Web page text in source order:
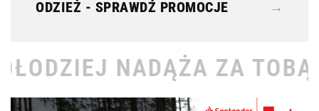
ODZIEŻ - SPRAWDŹ PROMOCJE →
ZA TOBĄ •